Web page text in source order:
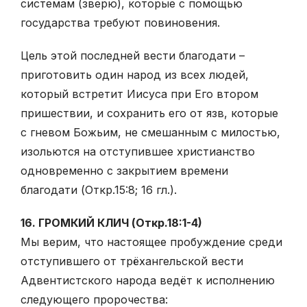
системам (зверю), которые с помощью
государства требуют повиновения.
Цель этой последней вести благодати –
приготовить один народ из всех людей,
который встретит Иисуса при Его втором
пришествии, и сохранить его от язв, которые
с гневом Божьим, не смешанным с милостью,
изольются на отступившее христианство
одновременно с закрытием времени
благодати (Откр.15:8; 16 гл.).
16. ГРОМКИЙ КЛИЧ (Откр.18:1-4)
Мы верим, что настоящее пробуждение среди
отступившего от трёхангельской вести
Адвентистского народа ведёт к исполнению
следующего пророчества: